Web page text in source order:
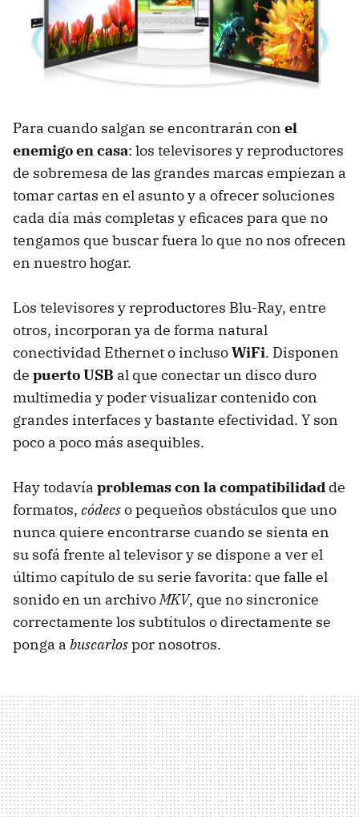
Para cuando salgan se encontrarán con el
enemigo en casa: los televisores y reproductores
de sobremesa de las grandes marcas empiezan a
tomar cartas en el asunto y a ofrecer soluciones
cada día más completas y eficaces para que no
tengamos que buscar fuera lo que no nos ofrecen
en nuestro hogar.
Los televisores y reproductores Blu-Ray, entre
otros, incorporan ya de forma natural
conectividad Ethernet o inclusoWiFi. Disponen
de puerto USB al que conectar un disco duro
multimedia y poder visualizar contenido con
grandes interfaces y bastante efectividad. Y son
poco a poco más asequibles.
Hay todavía problemas con la compatibilidad de
formatos, códecso pequeños obstáculos que uno
nunca quiere encontrarse cuando se sienta en
su sofá frente al televisor y se dispone a ver el
último capítulo de su serie favorita: que falle el
sonido en un archivoMKV, que no sincronice
correctamente los subtítulos o directamente se
ponga a buscarlospor nosotros.